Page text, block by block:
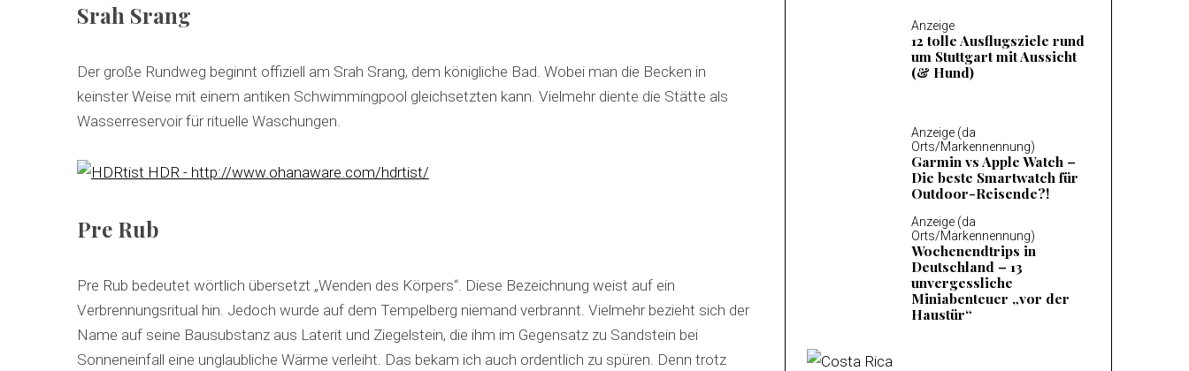
Srah Srang
Der große Rundweg beginnt offiziell am Srah Srang, dem königliche Bad. Wobei man die Becken in
keinster Weise mit einem antiken Schwimmingpool gleichsetzten kann. Vielmehr diente die Stätte als
Wasserreservoir für rituelle Waschungen.
Pre Rub
Pre Rub bedeutet wörtlich übersetzt „Wenden des Körpers“. Diese Bezeichnung weist auf ein
Verbrennungsritual hin. Jedoch wurde auf dem Tempelberg niemand verbrannt. Vielmehr bezieht sich der
Name auf seine Bausubstanz aus Laterit und Ziegelstein, die ihm im Gegensatz zu Sandstein bei
Sonneneinfall eine unglaubliche Wärme verleiht. Das bekam ich auch ordentlich zu spüren. Denn trotz
Anzeige
12 tolle Ausflugsziele rund
um Stuttgart mit Aussicht
(& Hund)
Anzeige (da
Orts/Markennennung)
Garmin vs Apple Watch –
Die beste Smartwatch für
Outdoor-Reisende?!
Anzeige (da
Orts/Markennennung)
Wochenendtrips in
Deutschland – 13
unvergessliche
Miniabenteuer „vor der
Haustür“